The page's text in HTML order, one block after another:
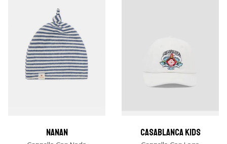
nanan casablanca kids